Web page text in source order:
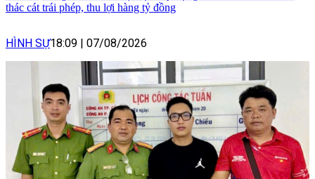
thác cát trái phép, thu lợi hàng tỷ đồng
HÌNH SỰ18:09 | 07/08/2026